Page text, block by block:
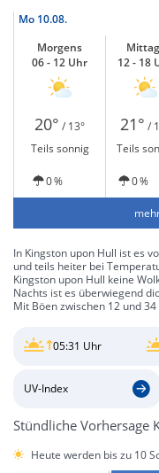
Mo 10.08.
Morgens
06 - 12 Uhr
12 - 18
20° / 13° 21° /
Teils sonnig
Teils
0 % 0 %
In Kingston upon Hull ist es
und teils heiter bei
Kingston upon Hull keine
Nachts ist es überwiegend
Mit Böen zwischen 12 und
05:31 Uhr
UV-Index
Stündliche Vorhersage
Heute werden bis zu 10